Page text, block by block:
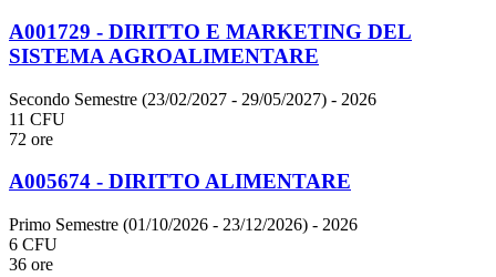
A001729 - DIRITTO E MARKETING DEL
SISTEMA AGROALIMENTARE
Secondo Semestre (23/02/2027 - 29/05/2027) - 2026
11 CFU
72 ore
A005674 - DIRITTO ALIMENTARE
Primo Semestre (01/10/2026 - 23/12/2026) - 2026
6 CFU
36 ore